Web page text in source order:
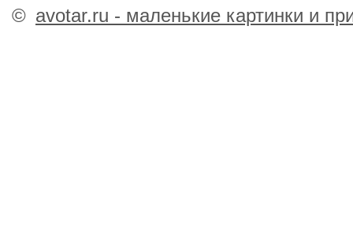
© avotar.ru - маленькие картинки и